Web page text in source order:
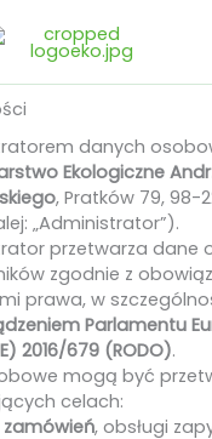
danych
Ekologiczne
, Pratków 79, 98-
„Administrator”).
przetwarza dane
zgodnie z
prawa, w
Parlamentu
2016/679 (RODO).
mogą być
celach:
, obsługi